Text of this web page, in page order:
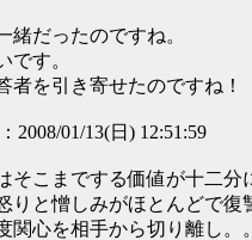
緒だったのですね。
です。
者を引き寄せたのですね！
：2008/01/13(日) 12:51:59
そこまでする価値が十二分
りと憎しみがほとんどで復
関心を相手から切り離し。